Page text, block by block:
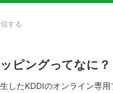
する
ピングってなに？
したKDDIのオンライン専用